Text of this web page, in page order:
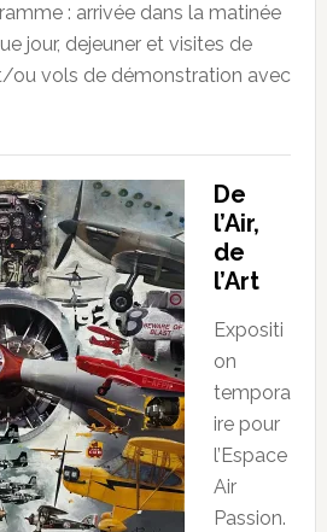
: arrivée dans la matinée
jour, dejeuner et visites de
ou vols de démonstration avec
De
l’Air,
de
l’Art
Expositi
on
tempora
ire pour
l’Espace
Air
Passion.